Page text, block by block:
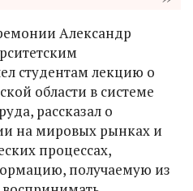
Александр
студентам лекцию о
области в системе
рассказал о
на мировых рынках и
процессах,
получаемую из